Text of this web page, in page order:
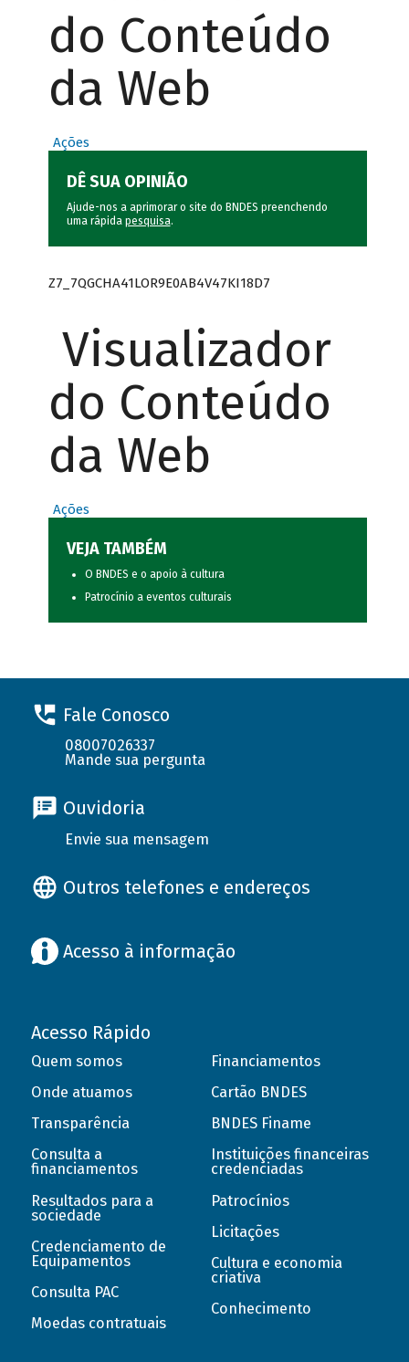
do Conteúdo
da Web
Ações
DÊ SUA OPINIÃO
Ajude-nos a aprimorar o site do BNDES preenchendo
uma rápida pesquisa.
Z7_7QGCHA41LOR9E0AB4V47KI18D7
Visualizador
do Conteúdo
da Web
Ações
VEJA TAMBÉM
O BNDES e o apoio à cultura
Patrocínio a eventos culturais
Fale Conosco
08007026337
Mande sua pergunta
Ouvidoria
Envie sua mensagem
Outros telefones e endereços
Acesso à informação
Acesso Rápido
Quem somos
Onde atuamos
Transparência
Consulta a
financiamentos
Resultados para a
sociedade
Credenciamento de
Equipamentos
Consulta PAC
Moedas contratuais
Financiamentos
Cartão BNDES
BNDES Finame
Instituições financeiras
credenciadas
Patrocínios
Licitações
Cultura e economia
criativa
Conhecimento